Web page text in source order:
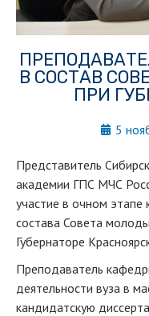
В СОСТАВ
ПРИ
5
Представитель
академии ГПС МЧС
участие в очном
состава Совета
Губернаторе
Преподаватель
деятельности вуза в
кандидатскую